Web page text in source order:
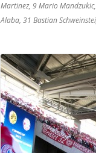
Martinez, 9 Mario
Alaba, 31 Bastian